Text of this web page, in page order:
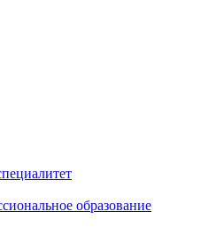
образование